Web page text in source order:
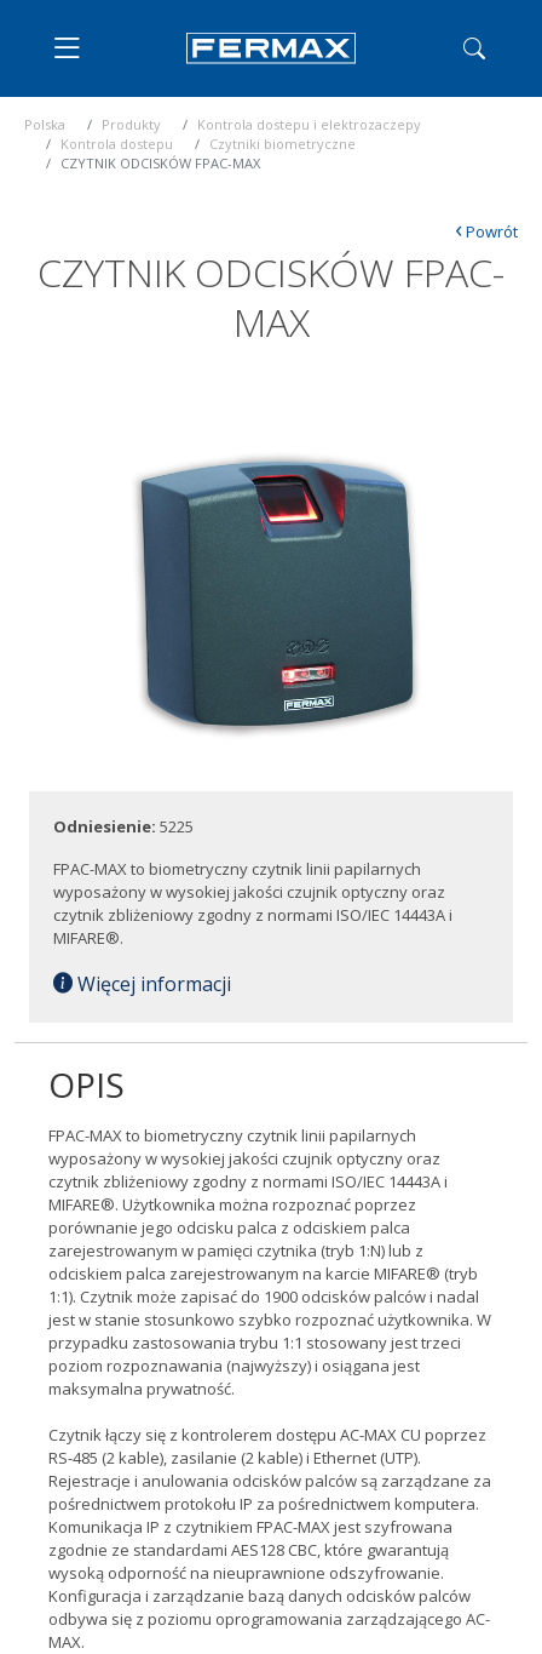
Polska Produkty
Kontrola dostepu i elektrozaczepy
Kontrola dostepu
Czytniki biometryczne
CZYTNIK ODCISKÓW FPAC-MAX
CZYTNIK ODCISKÓW FPAC-
MAX
‹Powrót
Odniesienie: 5225
FPAC-MAX to biometryczny czytnik linii papilarnych
wyposażony w wysokiej jakości czujnik optyczny oraz
czytnik zbliżeniowy zgodny z normami ISO/IEC 14443A i
MIFARE®.
Więcej informacji
OPIS
FPAC-MAX to biometryczny czytnik linii papilarnych
wyposażony w wysokiej jakości czujnik optyczny oraz
czytnik zbliżeniowy zgodny z normami ISO/IEC 14443A i
MIFARE®. Użytkownika można rozpoznać poprzez
porównanie jego odcisku palca z odciskiem palca
zarejestrowanym w pamięci czytnika (tryb 1:N) lub z
odciskiem palca zarejestrowanym na karcie MIFARE® (tryb
1:1). Czytnik może zapisać do 1900 odcisków palców i nadal
jest w stanie stosunkowo szybko rozpoznać użytkownika. W
przypadku zastosowania trybu 1:1 stosowany jest trzeci
poziom rozpoznawania (najwyższy) i osiągana jest
maksymalna prywatność.
Czytnik łączy się z kontrolerem dostępu AC-MAX CU poprzez
RS-485 (2 kable), zasilanie (2 kable) i Ethernet (UTP).
Rejestracje i anulowania odcisków palców są zarządzane za
pośrednictwem protokołu IP za pośrednictwem komputera.
Komunikacja IP z czytnikiem FPAC-MAX jest szyfrowana
zgodnie ze standardami AES128 CBC, które gwarantują
wysoką odporność na nieuprawnione odszyfrowanie.
Konfiguracja i zarządzanie bazą danych odcisków palców
odbywa się z poziomu oprogramowania zarządzającego AC-
MAX.